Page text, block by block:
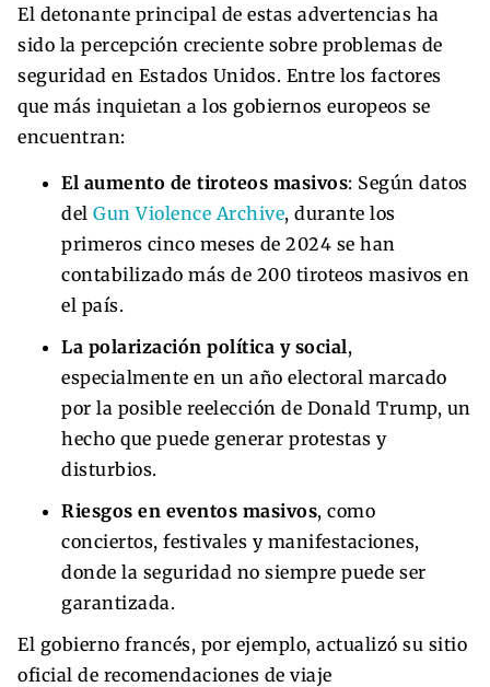
El detonante principal de estas advertencias ha
sido la percepción creciente sobre problemas de
seguridad en Estados Unidos. Entre los factores
que más inquietan a los gobiernos europeos se
encuentran:
El aumento de tiroteos masivos: Según datos
del Gun Violence Archive, durante los
primeros cinco meses de 2024 se han
contabilizado más de 200 tiroteos masivos en
el país.
La polarización política y social,
especialmente en un año electoral marcado
por la posible reelección de Donald Trump, un
hecho que puede generar protestas y
disturbios.
Riesgos en eventos masivos, como
conciertos, festivales y manifestaciones,
donde la seguridad no siempre puede ser
garantizada.
El gobierno francés, por ejemplo, actualizó su sitio
oficial de recomendaciones de viaje